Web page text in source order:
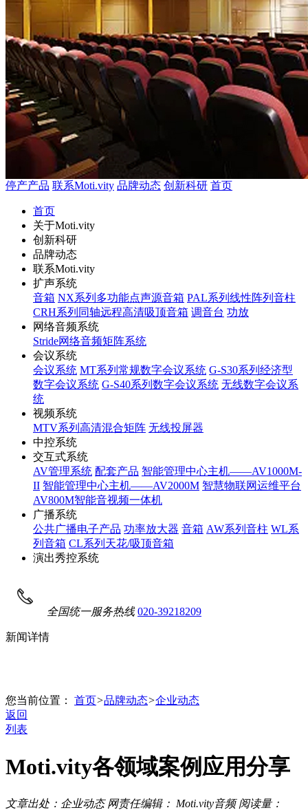
停产产品 联系Moti.vity 品牌动态 创新科研 首页
首页
关于Moti.vity
创新科研
品牌动态
联系Moti.vity
扩声系统
音箱 NX系列多功能点声源音箱 PAL系列线性阵列音柱
CRH系列同轴远程高清吸顶音箱 调音台 功放
网络音频系统
Stride网络音频矩阵系统
会议系统
会议系统 MT系列常规数字会议系统 G-S30系列经济型
数字会议系统 G-S40系列数字会议系统 无线数字会议系
统
视频系统
MTV系列高清混合矩阵 无线投屏器
中控系统
交互式系统
AV管理系统 配套产品 智能管理中心主机——AV1000M-
II 智能管理中心主机——AV2000M 智慧物联网运维平台
AV800M智能音视频一体机
广播系统
公共广播电子产品 功率放大器 音箱 AW系列音柱 WL系
列音箱 CL系列天花/吸顶音箱
演出秀控系统
全国统一服务热线 020-39218209
新闻详情
您当前位置： 首页>品牌动态>企业动态
返回
列表
Moti.vity各领域案例应用分享
文章出处：企业动态 网责任编辑： Moti.vity音频阅读量：